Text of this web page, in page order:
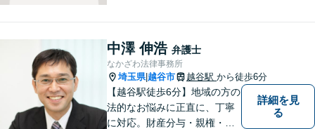
リーで安心して相談いただけ
ます。お気軽にご相談くださ
い。
中澤 伸浩 弁護士
なかざわ法律事務所
埼玉県|越谷市 越谷駅 から徒歩6分
【越谷駅徒歩6分】地域の方の
法的なお悩みに正直に、丁寧
に対応。財産分与・親権・養
詳細を見
る